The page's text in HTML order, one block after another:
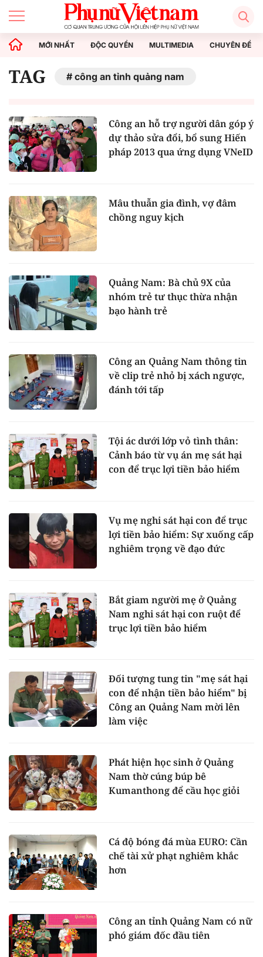
MỚI NHẤT ĐỘC QUYỀN MULTIMEDIA CHUYÊN ĐỀ
TAG công an tỉnh quảng nam
Công an hỗ trợ người dân góp ý
dự thảo sửa đổi, bổ sung Hiến
pháp 2013 qua ứng dụng VNeID
Mâu thuẫn gia đình, vợ đâm
chồng nguy kịch
Quảng Nam: Bà chủ 9X của
nhóm trẻ tư thục thừa nhận
bạo hành trẻ
Công an Quảng Nam thông tin
về clip trẻ nhỏ bị xách ngược,
đánh tới tấp
Tội ác dưới lớp vỏ tình thân:
Cảnh báo từ vụ án mẹ sát hại
con để trục lợi tiền bảo hiểm
Vụ mẹ nghi sát hại con để trục
lợi tiền bảo hiểm: Sự xuống cấp
nghiêm trọng về đạo đức
Bắt giam người mẹ ở Quảng
Nam nghi sát hại con ruột để
trục lợi tiền bảo hiểm
Đối tượng tung tin "mẹ sát hại
con để nhận tiền bảo hiểm" bị
Công an Quảng Nam mời lên
làm việc
Phát hiện học sinh ở Quảng
Nam thờ cúng búp bê
Kumanthong để cầu học giỏi
Cá độ bóng đá mùa EURO: Cần
chế tài xử phạt nghiêm khắc
hơn
Công an tỉnh Quảng Nam có nữ
phó giám đốc đầu tiên